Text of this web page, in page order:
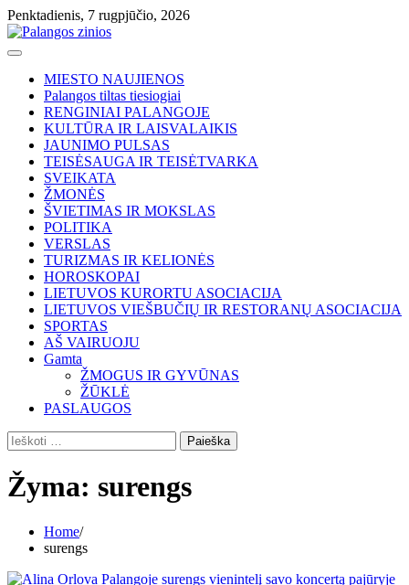
Skip
to
content
Penktadienis, 7 rugpjūčio, 2026
MIESTO NAUJIENOS
Palangos tiltas tiesiogiai
RENGINIAI PALANGOJE
KULTŪRA IR LAISVALAIKIS
JAUNIMO PULSAS
TEISĖSAUGA IR TEISĖTVARKA
SVEIKATA
ŽMONĖS
ŠVIETIMAS IR MOKSLAS
POLITIKA
VERSLAS
TURIZMAS IR KELIONĖS
HOROSKOPAI
LIETUVOS KURORTU ASOCIACIJA
LIETUVOS VIEŠBUČIŲ IR RESTORANŲ ASOCIACIJA
SPORTAS
AŠ VAIRUOJU
Gamta
ŽMOGUS IR GYVŪNAS
ŽŪKLĖ
PASLAUGOS
Ieškoti:
Žyma: surengs
Home
surengs